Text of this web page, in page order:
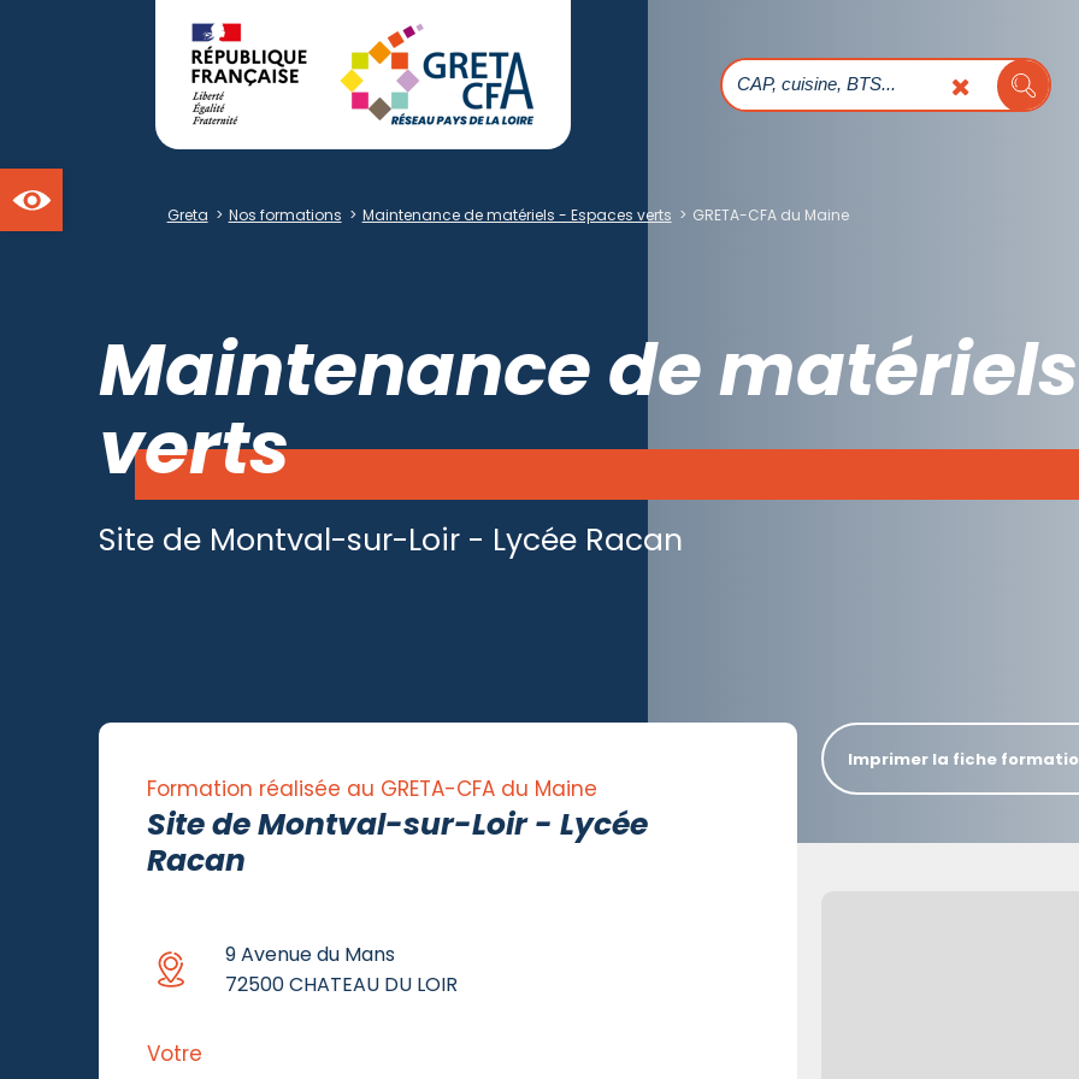
Greta > Nos formations > Maintenance de matériels - Espaces verts > GRETA-CFA du Maine
Maintenance de
verts
Site de Montval-sur-Loir - Lycée Racan
Formation réalisée au GRETA-CFA du Maine
Site de Montval-sur-Loir - Lycée
Racan
9 Avenue du Mans
72500 CHATEAU DU LOIR
Votre
Imprimer la fiche
Ouvrir la barre d'outils